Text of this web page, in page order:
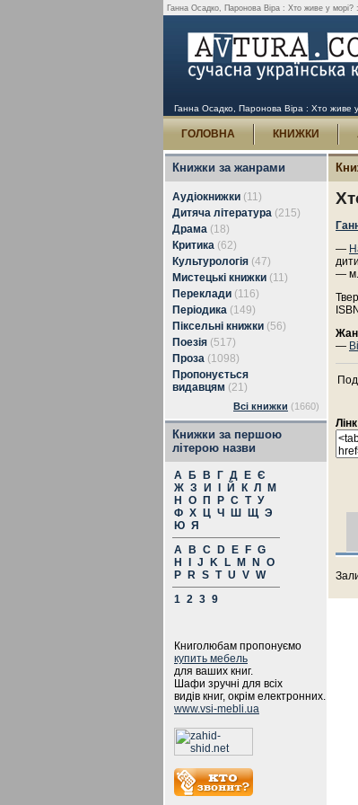
Ганна Осадко, Паронова Віра : Хто живе у морі? :
Ганна Осадко, Паронова Віра : Хто живе у
ГОЛОВНА КНИЖКИ
Книжки за жанрами
Аудіокнижки (11)
Дитяча література (215)
Драма (18)
Критика (62)
Культурологія (47)
Мистецькі книжки (11)
Переклади (116)
Періодика (149)
Піксельні книжки (56)
Поезія (517)
Проза (1098)
Пропонується
видавцям (21)
Всі книжки (1660)
Книжки за першою
літерою назви
А Б В Г Д Е Є
Ж З И Й К Л
М
Н
О П Р С Т У
Ф Х Ц Ч Ш Щ Э
Ю Я
A
B C D E F G
H
J K L M N
O
P
R S T U V W
1 2 3 9
Книголюбам пропонуємо
купить мебель
для ваших книг.
Шафи зручні для всіх
видів книг, окрім електронних.
www.vsi-mebli.ua
—
—
—